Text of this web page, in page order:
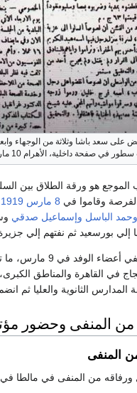
على سعد باشا وثلاثة من الوجهاء
في صفحة داخلية، الأهرام 10 مارس 1919.
الموجع هو ورقة الطلاق بين
الفرصة وقاموا في 8 مارس 1919
وحمد الباسل وإسماعيل صدقي
إلي بورسعيد ثم نفتهم إلي
انتشرت أخبار نفي
في القاهرة والمناطق
الثانوية والعليا ثم
من المنفى وحضور
المنفى
ورفاقه من المنفى في مالطا في